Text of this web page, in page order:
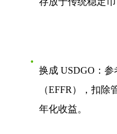
换成 USDGO ：
（EFFR），扣除
年化收益。